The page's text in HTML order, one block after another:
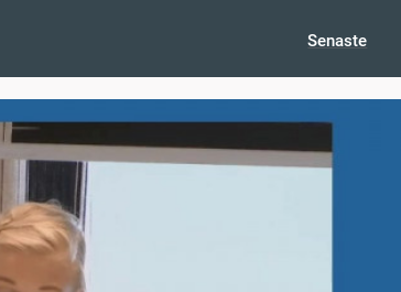
Senaste